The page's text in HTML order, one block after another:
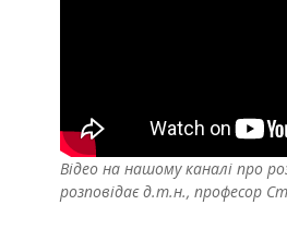
Відео на нашому каналі про
розповідає д.т.н., професор